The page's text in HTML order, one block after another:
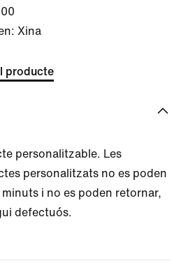
Xina
producte
personalitzable. Les
personalitzats no es poden
minuts i no es poden retornar,
defectuós.